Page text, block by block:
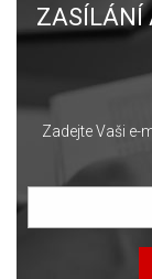
ZASÍLÁNÍ
Zadejte Vaši e-